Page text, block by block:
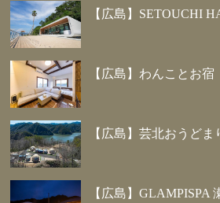
【広島】SETOUCHI
【広島】わんことお
【広島】芸北おうどま
【広島】GLAMPISPA